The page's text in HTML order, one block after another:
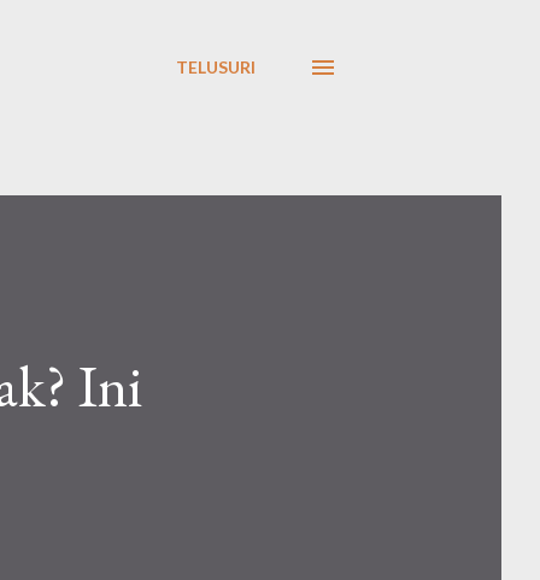
TELUSURI
Ini